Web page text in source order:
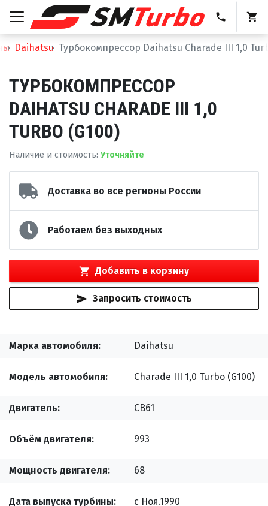
Daihatsu Турбокомпрессор Daihatsu Charade III 1,0
ТУРБОКОМПРЕССОР
DAIHATSU CHARADE III 1,0
TURBO (G100)
Наличие и стоимость: Уточняйте
Доставка во все регионы России
Работаем без выходных
Добавить в корзину
Запросить стоимость
Марка автомобиля Daihatsu
Модель автомобиля Charade III 1,0 Turbo (G100)
Двигатель CB61
Объём двигателя 993
Мощность двигателя 68
Дата выпуска турбины с Ноя.1990